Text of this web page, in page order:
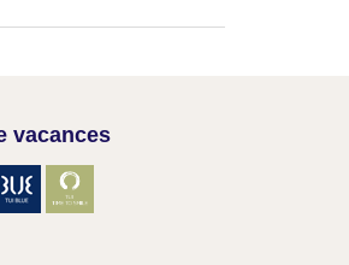
vacances